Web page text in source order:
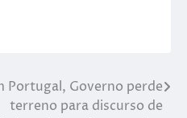
Portugal, Governo perde
terreno para discurso de